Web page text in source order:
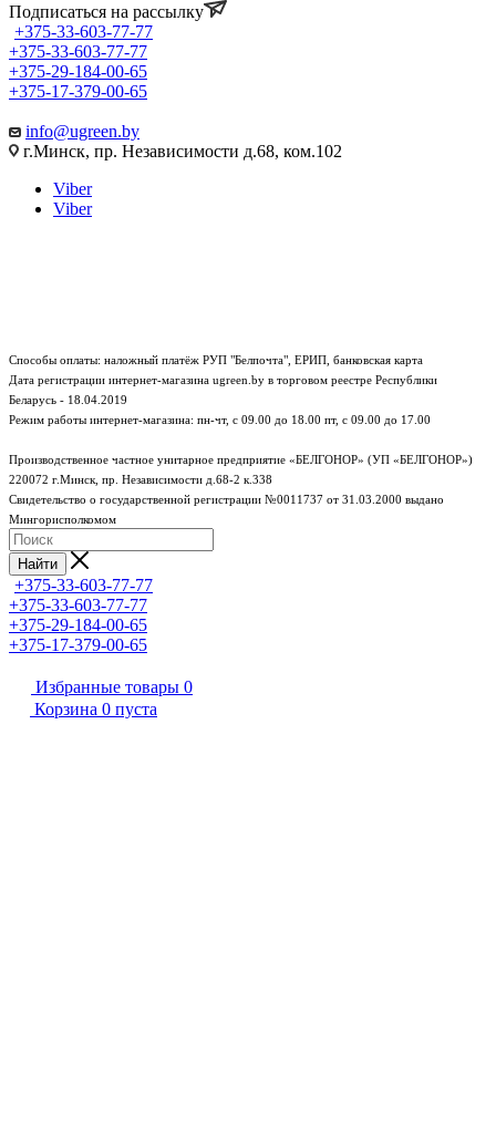
Подписаться на рассылку
+375-33-603-77-77
+375-33-603-77-77
+375-29-184-00-65
+375-17-379-00-65
info@ugreen.by
г.Минск, пр. Независимости д.68, ком.102
Viber
Viber
Способы оплаты: наложный платёж РУП "Белпочта", ЕРИП, банковская карта
Дата регистрации интернет-магазина ugreen.by в торговом реестре Республики
Беларусь - 18.04.2019
Режим работы интернет-магазина: пн-чт, с 09.00 до 18.00 пт, с 09.00 до 17.00
Производственное частное унитарное предприятие «БЕЛГОНОР» (УП «БЕЛГОНОР»)
220072 г.Минск, пр. Независимости д.68-2 к.338
Свидетельство о государственной регистрации №0011737 от 31.03.2000 выдано
Мингорисполкомом
Найти
+375-33-603-77-77
+375-33-603-77-77
+375-29-184-00-65
+375-17-379-00-65
Избранные товары 0
Корзина 0 пуста